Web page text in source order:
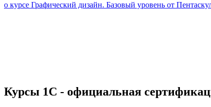
о курсе Графический дизайн. Базовый уровень от
Курсы 1С - официальная